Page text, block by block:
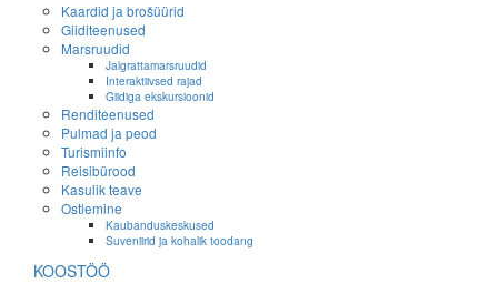
Kaardid ja brošüürid
Giiditeenused
Marsruudid
Jalgrattamarsruudid
Interaktiivsed rajad
Giidiga ekskursioonid
Renditeenused
Pulmad ja peod
Turismiinfo
Reisibürood
Kasulik teave
Ostlemine
Kaubanduskeskused
Suveniirid ja kohalik toodang
KOOSTÖÖ